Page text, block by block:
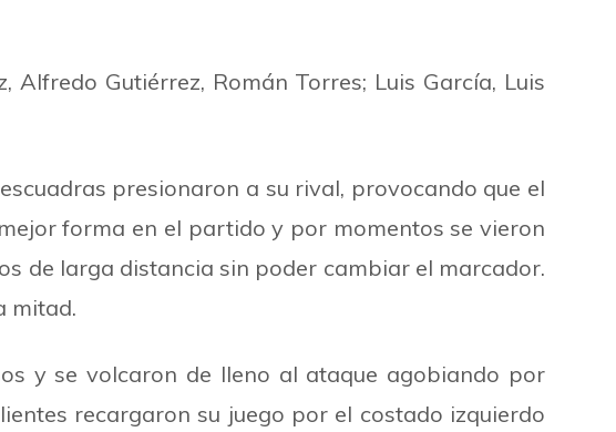
Alfredo Gutiérrez, Román Torres; Luis García, Luis
presionaron a su rival, provocando que el
forma en el partido y por momentos se vieron
de larga distancia sin poder cambiar el marcador.
mitad.
y se volcaron de lleno al ataque agobiando por
recargaron su juego por el costado izquierdo